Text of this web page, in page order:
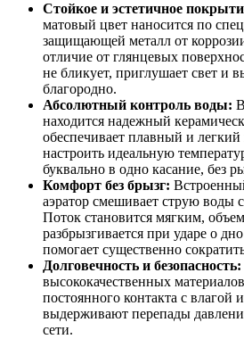
Стойкое и эстетичное
матовый цвет наносится по
защищающей металл от
отличие от глянцевых
не бликует, приглушает свет и
благородно.
Абсолютный контроль воды:
находится надежный
обеспечивает плавный и
настроить идеальную
буквально в одно касание, без
Комфорт без брызг:
аэратор смешивает струю воды
Поток становится мягким,
разбрызгивается при ударе о
помогает существенно
Долговечность и безопасность:
высококачественных
постоянного контакта с влагой
выдерживают перепады
сети.